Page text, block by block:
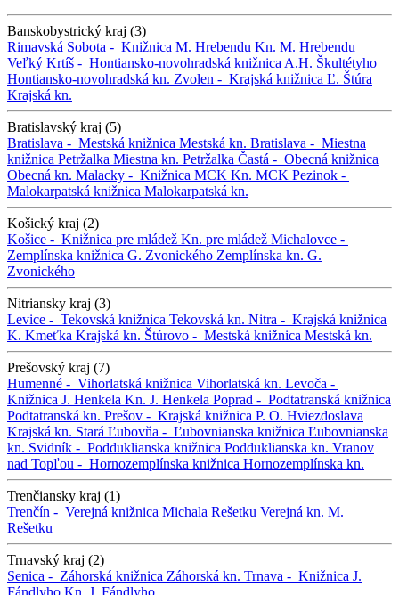
Banskobystrický kraj (3)
Rimavská Sobota - Knižnica M. Hrebendu Kn. M. Hrebendu
Veľký Krtíš - Hontiansko-novohradská knižnica A.H. Škultétyho
Hontiansko-novohradská kn. Zvolen - Krajská knižnica Ľ. Štúra
Krajská kn.
Bratislavský kraj (5)
Bratislava - Mestská knižnica Mestská kn. Bratislava - Miestna
knižnica Petržalka Miestna kn. Petržalka Častá - Obecná knižnica
Obecná kn. Malacky - Knižnica MCK Kn. MCK Pezinok -
Malokarpatská knižnica Malokarpatská kn.
Košický kraj (2)
Košice - Knižnica pre mládež Kn. pre mládež Michalovce -
Zemplínska knižnica G. Zvonického Zemplínska kn. G.
Zvonického
Nitriansky kraj (3)
Levice - Tekovská knižnica Tekovská kn. Nitra - Krajská knižnica
K. Kmeťka Krajská kn. Štúrovo - Mestská knižnica Mestská kn.
Prešovský kraj (7)
Humenné - Vihorlatská knižnica Vihorlatská kn. Levoča -
Knižnica J. Henkela Kn. J. Henkela Poprad - Podtatranská knižnica
Podtatranská kn. Prešov - Krajská knižnica P. O. Hviezdoslava
Krajská kn. Stará Ľubovňa - Ľubovnianska knižnica Ľubovnianska
kn. Svidník - Podduklianska knižnica Podduklianska kn. Vranov
nad Topľou - Hornozemplínska knižnica Hornozemplínska kn.
Trenčiansky kraj (1)
Trenčín - Verejná knižnica Michala Rešetku Verejná kn. M.
Rešetku
Trnavský kraj (2)
Senica - Záhorská knižnica Záhorská kn. Trnava - Knižnica J.
Fándlyho Kn. J. Fándlyho